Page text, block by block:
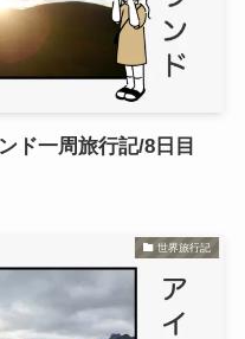
ド一周旅行記/8日目
世界旅行記